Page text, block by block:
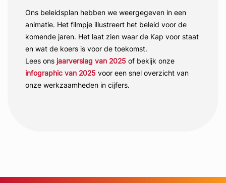
Ons beleidsplan hebben we weergegeven in een
animatie. Het filmpje illustreert het beleid voor de
komende jaren. Het laat zien waar de Kap voor staat
en wat de koers is voor de toekomst.
Lees ons jaarverslag van 2025 of bekijk onze
infographic van 2025 voor een snel overzicht van
onze werkzaamheden in cijfers.